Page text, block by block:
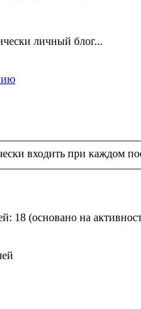
личный блог...
входить при каждом
18 (основано на